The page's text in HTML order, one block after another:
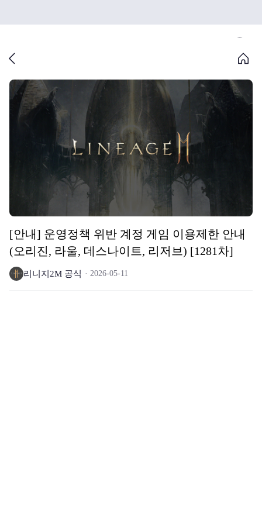
[안내] 운영정책 위반 계정 게임 이용제한 안내
(오리진, 라울, 데스나이트, 리저브) [1281차]
리니지2M 공식 2026-05-11